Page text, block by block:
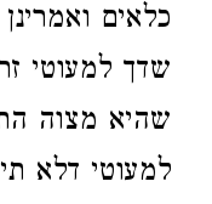
כלאים
שדך למעוטי
שהיא מצוה
למעוטי דלא